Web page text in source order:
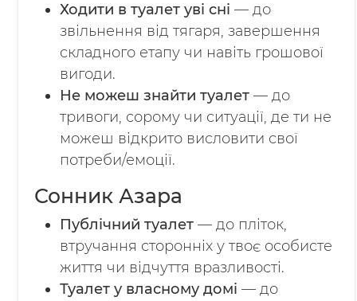
Ходити в туалет уві сні — до
звільнення від тягаря, завершення
складного етапу чи навіть грошової
вигоди.
Не можеш знайти туалет — до
тривоги, сорому чи ситуації, де ти не
можеш відкрито висловити свої
потреби/емоції.
Сонник Азара
Публічний туалет — до пліток,
втручання сторонніх у твоє особисте
життя чи відчуття вразливості.
Туалет у власному домі — до